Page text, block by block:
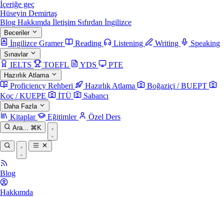
İçeriğe geç
Hüseyin Demirtaş
Blog Hakkımda İletişim Sıfırdan İngilizce
Beceriler
İngilizce Gramer Reading Listening Writing Speaking
Sınavlar
IELTS TOEFL YDS PTE
Hazırlık Atlama
Proficiency Rehberi Hazırlık Atlama
Boğaziçi / BUEPT
Koç / KUEPE
İTÜ Sabancı
Daha Fazla
Kitaplar Eğitimler Özel Ders
Ara... ⌘K
Blog
Hakkımda